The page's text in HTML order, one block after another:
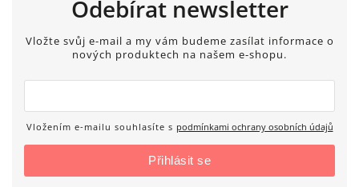
Odebírat newsletter
Vložte svůj e-mail a my vám budeme zasílat informace o
nových produktech na našem e-shopu.
Vložením e-mailu souhlasíte s podmínkami ochrany osobních údajů
Přihlásit se